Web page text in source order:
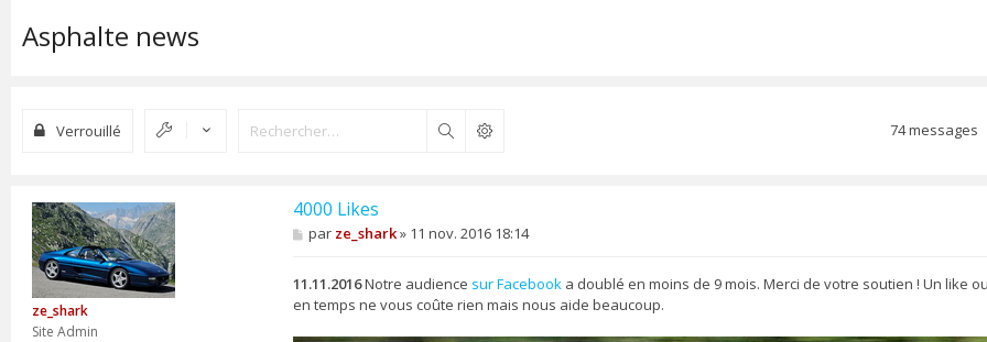
Asphalte news
Verrouillé Rechercher 74 messages
ze_shark
Site Admin
4000 Likes
M
e
s
a
g
par ze_shark» 11 nov. 2016 18:14
11.11.2016Notre audience sur Facebooka doublé en moins de 9 mois. Merci de votre soutien ! Un like
en temps ne vous coûte rien mais nous aide beaucoup.